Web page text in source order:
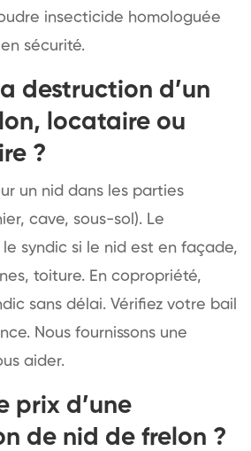
insecticide homologuée
sécurité.
destruction d’un
locataire ou
?
un nid dans les parties
cave, sous-sol). Le
syndic si le nid est en façade,
toiture. En copropriété,
sans délai. Vérifiez votre bail
Nous fournissons une
aider.
prix d’une
de nid de frelon ?